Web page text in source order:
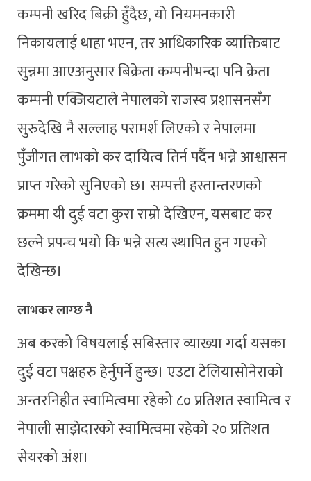
कम्पनी खरिद बिक्री हुँदैछ, यो नियमनकारी
निकायलाई थाहा भएन, तर आधिकारिक व्याक्तिबाट
सुन्नमा आएअनुसार बिक्रेता कम्पनीभन्दा पनि क्रेता
कम्पनी एक्जियटाले नेपालको राजस्व प्रशासनसँग
सुरुदेखि नै सल्लाह परामर्श लिएको र नेपालमा
पुँजीगत लाभको कर दायित्व तिर्न पर्दैन भन्ने आश्वासन
प्राप्त गरेको सुनिएको छ। सम्पत्ती हस्तान्तरणको
क्रममा यी दुई वटा कुरा राम्रो देखिएन, यसबाट कर
छल्ने प्रपन्च भयो कि भन्ने सत्य स्थापित हुन गएको
देखिन्छ।
लाभकर लाग्छ नै
अब करको विषयलाई सबिस्तार व्याख्या गर्दा यसका
दुई वटा पक्षहरु हेर्नुपर्ने हुन्छ। एउटा टेलियासोनेराको
अन्तरनिहीत स्वामित्वमा रहेको ८० प्रतिशत स्वामित्व र
नेपाली साझेदारको स्वामित्वमा रहेको २० प्रतिशत
सेयरको अंश।